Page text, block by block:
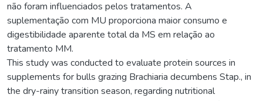
não foram influenciados pelos tratamentos. A
suplementação com MU proporciona maior consumo e
digestibilidade aparente total da MS em relação ao
tratamento MM.
This study was conducted to evaluate protein sources in
supplements for bulls grazing Brachiaria decumbens Stap., in
the dry-rainy transition season, regarding nutritional